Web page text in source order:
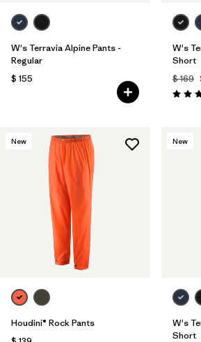
W's Terravia Alpine Pants -
Regular
$ 155
W's
Short
$ 169
New
Houdini® Rock Pants
New
W's
Short